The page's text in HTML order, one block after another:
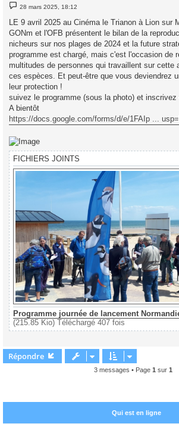
M
e
s
s
a
g
e
28 mars 2025, 18:12
LE 9 avril 2025 au Cinéma le Trianon à Lion sur
GONm et l'OFB présentent le bilan de la
nicheurs sur nos plages de 2024 et la future
programme est chargé, mais c'est l'occasion de
multitudes de personnes qui travaillent sur cette
ces espèces. Et peut-être que vous deviendrez
leur protection !
suivez le programme (sous la photo) et
A bientôt
https://docs.google.com/forms/d/e/1FAIp ...
FICHIERS JOINTS
Programme journée de lancement
(215.85 Kio) Téléchargé 407 fois
Répondre
3 messages • Page 1 sur 1
Qui est en ligne